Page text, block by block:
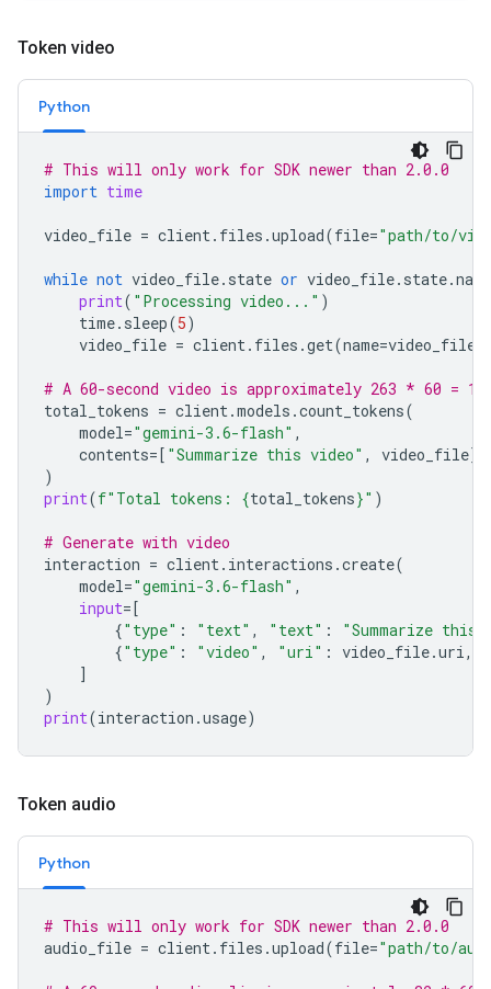
Token video
Python
# This will only work for SDK newer than 2.0.0
import time
video_file = client. files .upload(file="path/to/
while not video_file. state or video_file. state.name
print( "Processing video..." )
time. sleep(5)
video_file = client. files .get(name=video_file
# A 60-second video is approximately 263 * 60 =
total_tokens = client.models .count_tokens(
model="gemini-3.6-flash" ,
contents=[ "Summarize this video" , video_file]
)
print(f"Total tokens: {total_tokens}" )
# Generate with video
interaction = client. interactions .create(
model="gemini-3.6-flash" ,
input=[
{"type" : "text" , "text" :
"Summarize this
{"type" : "video" , "uri" : video_file.uri,
]
)
print(interaction .usage)
Token audio
Python
# This will only work for SDK newer than 2.0.0
audio_file = client. files .upload(file="path/to/